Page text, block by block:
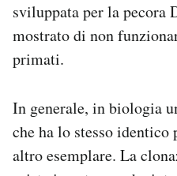
sviluppata per la pecora
mostrato di non
primati.
In generale, in biologia
che ha lo stesso
altro esemplare. La